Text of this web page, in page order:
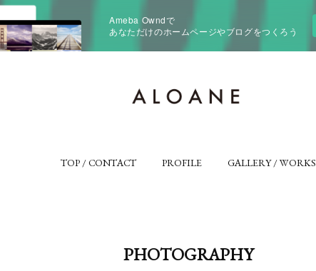
Ameba Owndで
あなただけのホームページやブログをつくろう
TOP / CONTACT PROFILE GALLERY / WORKS
PHOTOGRAPHY